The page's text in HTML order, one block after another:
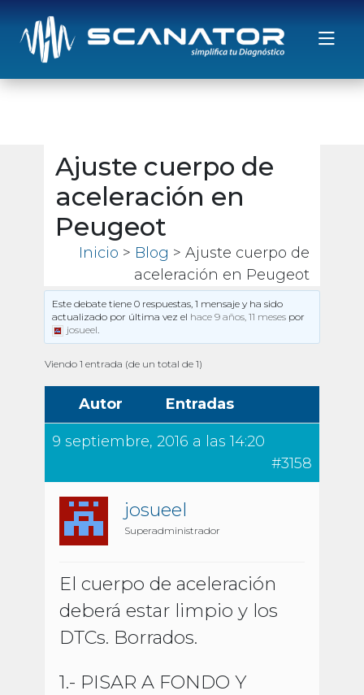
Saltar al contenido
Ajuste cuerpo de
aceleración en
Peugeot
Inicio > Blog > Ajuste cuerpo de
aceleración en Peugeot
Este debate tiene 0 respuestas, 1 mensaje y ha sido
actualizado por última vez el hace 9 años, 11 meses por
josueel
Viendo 1 entrada (de un total de 1)
Autor Entradas
9 septiembre, 2016 a las 14:20
#3158
josueel
Superadministrador
El cuerpo de aceleración
deberá estar limpio y los
DTCs. Borrados.
1.- PISAR A FONDO Y